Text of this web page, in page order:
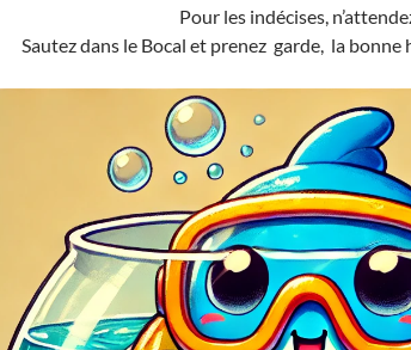
Pour les indécises,
Sautez dans le Bocal et prenez garde, la